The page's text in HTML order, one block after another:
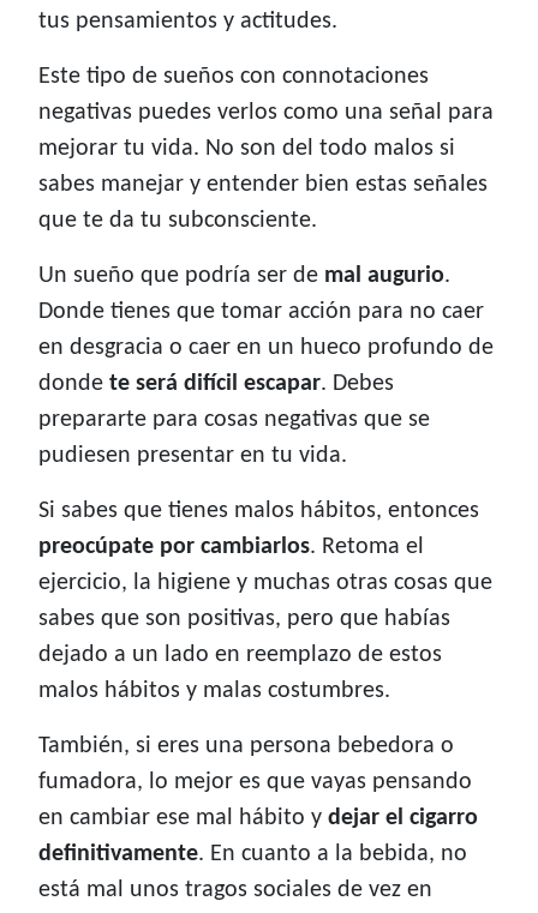
tus pensamientos y actitudes.
Este tipo de sueños con connotaciones
negativas puedes verlos como una señal para
mejorar tu vida. No son del todo malos si
sabes manejar y entender bien estas señales
que te da tu subconsciente.
Un sueño que podría ser de mal augurio.
Donde tienes que tomar acción para no caer
en desgracia o caer en un hueco profundo de
donde te será difícil escapar. Debes
prepararte para cosas negativas que se
pudiesen presentar en tu vida.
Si sabes que tienes malos hábitos, entonces
preocúpate por cambiarlos. Retoma el
ejercicio, la higiene y muchas otras cosas que
sabes que son positivas, pero que habías
dejado a un lado en reemplazo de estos
malos hábitos y malas costumbres.
También, si eres una persona bebedora o
fumadora, lo mejor es que vayas pensando
en cambiar ese mal hábito y dejar el cigarro
definitivamente. En cuanto a la bebida, no
está mal unos tragos sociales de vez en